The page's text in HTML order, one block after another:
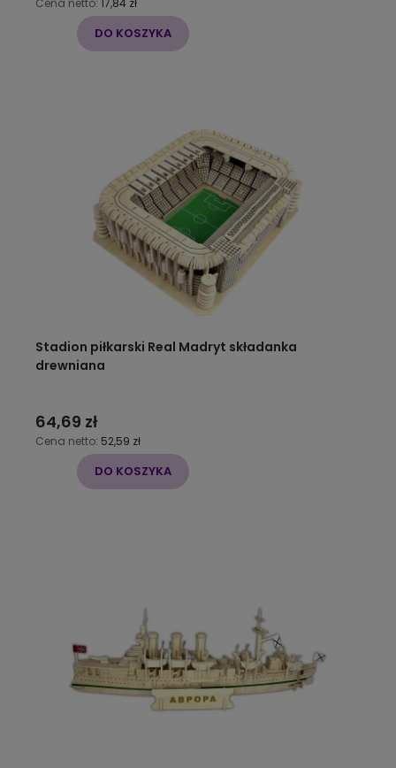
Cena netto: 17,84 zł
DO KOSZYKA
Stadion piłkarski Real Madryt składanka
drewniana
64,69 zł
Cena netto: 52,59 zł
DO KOSZYKA